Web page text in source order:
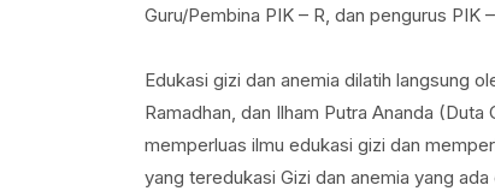
Guru/Pembina PIK – R, dan pengurus PIK
Edukasi gizi dan anemia dilatih langsung
Ramadhan, dan Ilham Putra Ananda
memperluas ilmu edukasi gizi dan
yang teredukasi Gizi dan anemia yang